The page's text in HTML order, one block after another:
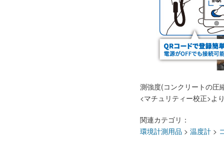
測強度(コンクリートの圧
<マチュリティー校正>よ
関連カテゴリ：
環境計測用品 > 温度計 >